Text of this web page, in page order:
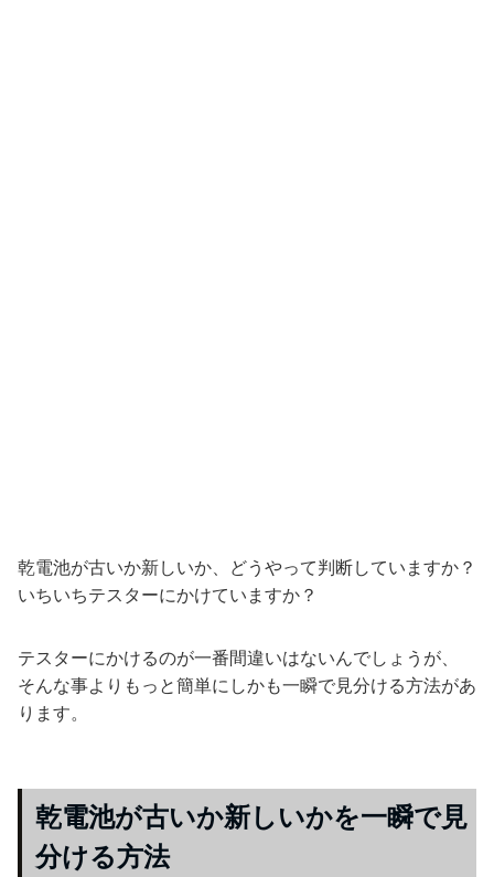
乾電池が古いか新しいか、どうやって判断していますか？
いちいちテスターにかけていますか？
テスターにかけるのが一番間違いはないんでしょうが、
そんな事よりもっと簡単にしかも一瞬で見分ける方法があ
ります。
乾電池が古いか新しいかを一瞬で見
分ける方法